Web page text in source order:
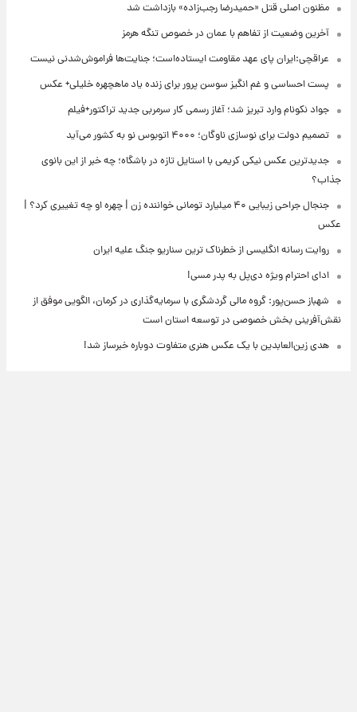
مظنون اصلی قتل «حمیدرضا رجب‌زاده» بازداشت شد
آخرین وضعیت از تفاهم با عمان در خصوص تنگه هرمز
عراقچی:ایران پای عهد مقاومت ایستاده‌است؛ جنایت‌ها فراموش‌شدنی نیست
پست احساسی و غم انگیز سوسن پرور برای زنده یاد ماهچهره خلیلی+ عکس
جواد نکونام وارد تبریز شد؛ آغاز رسمی کار سرمربی جدید تراکتور+فیلم
تصمیم دولت برای نوسازی ناوگان؛ ۴۰۰۰ اتوبوس نو به کشور می‌آید
جدیدترین عکس نیکی کریمی با استایل تازه در باشگاه؛ چه خبر از این بانوی
جذاب؟
جنجال جراحی زیبایی ۴۰ میلیارد تومانی خواننده زن | چهره او چه تغییری کرد؟ |
عکس
روایت رسانه انگلیسی از خطرناک ترین سناریو جنگ علیه ایران
ادای احترام ویژه دی‌پل به پدر مسی!
شهباز حسن‌پور: گروه مالی گردشگری با سرمایه‌گذاری در کرمان، الگویی موفق از
نقش‌آفرینی بخش خصوصی در توسعه استان است
هدی زین‌العابدین با یک عکس هنری متفاوت دوباره خبرساز شد!